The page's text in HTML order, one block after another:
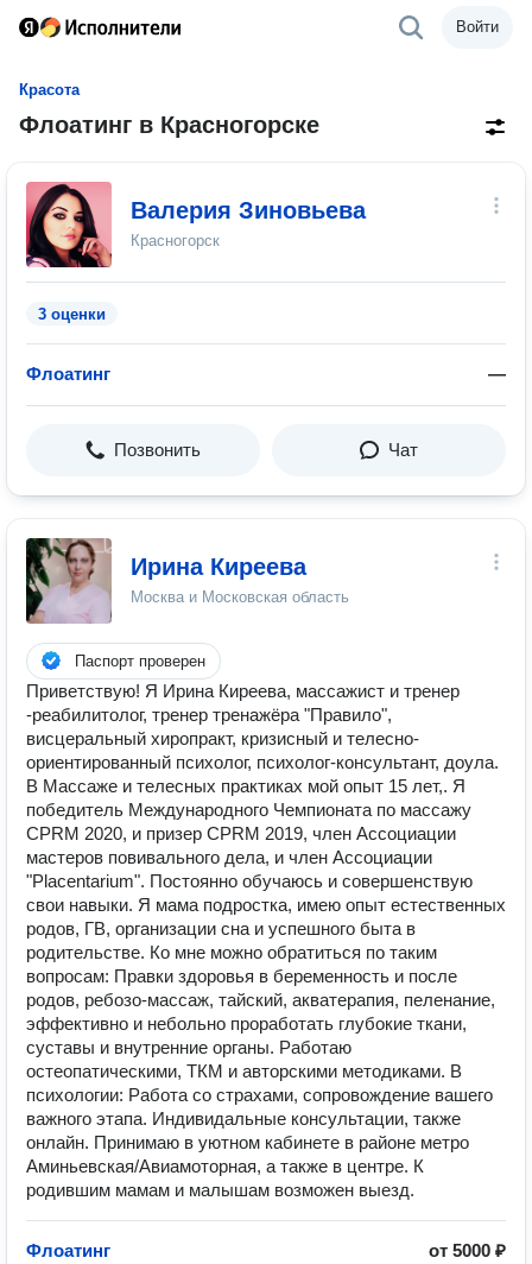
Войти
Красота
Флоатинг в Красногорске
Валерия Зиновьева
Красногорск
3 оценки
Флоатинг —
Позвонить Чат
Ирина Киреева
Москва и Московская область
Паспорт проверен
Приветствую! Я Ирина Киреева, массажист и тренер
-реабилитолог, тренер тренажёра "Правило",
висцеральный хиропракт, кризисный и телесно-
ориентированный психолог, психолог-консультант, доула.
В Массаже и телесных практиках мой опыт 15 лет,. Я
победитель Международного Чемпионата по массажу
CPRM 2020, и призер CPRM 2019, член Ассоциации
мастеров повивального дела, и член Ассоциации
"Placentarium". Постоянно обучаюсь и совершенствую
свои навыки. Я мама подростка, имею опыт естественных
родов, ГВ, организации сна и успешного быта в
родительстве. Ко мне можно обратиться по таким
вопросам: Правки здоровья в беременность и после
родов, ребозо-массаж, тайский, акватерапия, пеленание,
эффективно и небольно проработать глубокие ткани,
суставы и внутренние органы. Работаю
остеопатическими, ТКМ и авторскими методиками. В
психологии: Работа со страхами, сопровождение вашего
важного этапа. Индивидальные консультации, также
онлайн. Принимаю в уютном кабинете в районе метро
Аминьевская/Авиамоторная, а также в центре. К
родившим мамам и малышам возможен выезд.
Флоатинг от 5000 ₽